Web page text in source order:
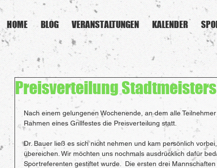
HOME BLOG VERANSTALTUNGEN KALENDER
Preisverteilung
Nach einem gelungenen Wochenende, an dem alle
Rahmen eines Grillfestes die Preisverteilung statt.
Dr. Bauer ließ es sich nicht nehmen und kam persönlich
übereichen. Wir möchten uns nochmals ausdrücklich dafür
Sportreferenten gestiftet wurde.  Die ersten drei